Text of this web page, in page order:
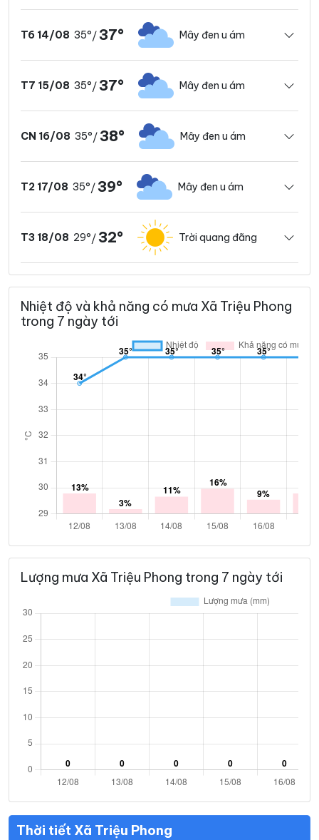
T6 14/08 35°/ 37° Mây đen u ám
T7 15/08 35°/ 37° Mây đen u ám
CN 16/08 35°/ 38° Mây đen u ám
T2 17/08 35°/ 39° Mây đen u ám
T3 18/08 29°/ 32° Trời quang đãng
Nhiệt độ và khả năng có mưa Xã Triệu Phong
trong 7 ngày tới
Lượng mưa Xã Triệu Phong trong 7 ngày tới
Thời tiết Xã Triệu Phong